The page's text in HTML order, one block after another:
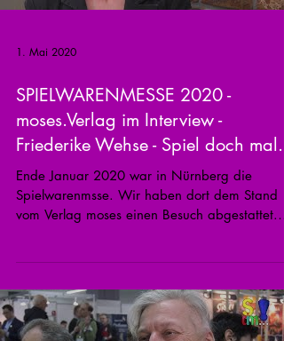
1. Mai 2020
SPIELWARENMESSE 2020 -
moses.Verlag im Interview -
Friederike Wehse - Spiel doch
Ende Januar 2020 war in Nürnberg die
Spielwarenmsse. Wir haben dort dem Stand
vom Verlag moses einen Besuch abgestattet.